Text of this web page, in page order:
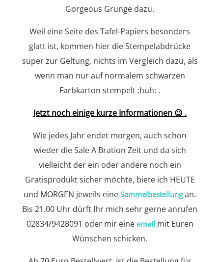
Gorgeous Grunge dazu.
Weil eine Seite des Tafel-Papiers besonders
glatt ist, kommen hier die Stempelabdrücke
super zur Geltung, nichts im Vergleich dazu, als
wenn man nur auf normalem schwarzen
Farbkarton stempelt :huh: .
Jetzt noch einige kurze Informationen 😉 .
Wie jedes Jahr endet morgen, auch schon
wieder die Sale A Bration Zeit und da sich
vielleicht der ein oder andere noch ein
Gratisprodukt sicher möchte, biete ich HEUTE
und MORGEN jeweils eineSammelbestellungan.
Bis 21.00 Uhr dürft Ihr mich sehr gerne anrufen
02834/9428091 oder mir eine emailmit Euren
Wünschen schicken.